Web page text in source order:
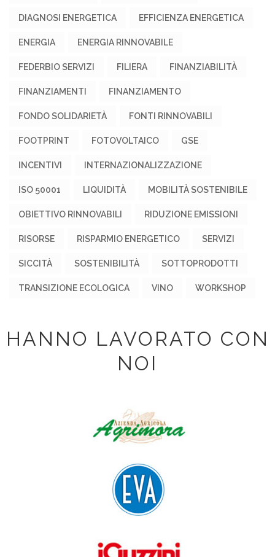
DIAGNOSI ENERGETICA EFFICIENZA ENERGETICA
ENERGIA ENERGIA RINNOVABILE
FEDERBIO SERVIZI FILIERA FINANZIABILITÀ
FINANZIAMENTI FINANZIAMENTO
FONDO SOLIDARIETÀ FONTI RINNOVABILI
FOOTPRINT FOTOVOLTAICO GSE
INCENTIVI INTERNAZIONALIZZAZIONE
ISO 50001 LIQUIDITÀ MOBILITÀ SOSTENIBILE
OBIETTIVO RINNOVABILI RIDUZIONE EMISSIONI
RISORSE RISPARMIO ENERGETICO SERVIZI
SICCITÀ SOSTENIBILITÀ SOTTOPRODOTTI
TRANSIZIONE ECOLOGICA VINO WORKSHOP
HANNO LAVORATO CON
NOI